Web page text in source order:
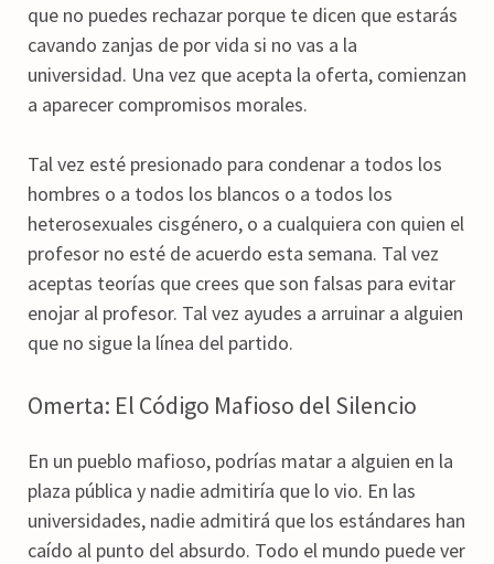
que no puedes rechazar porque te dicen que estarás
cavando zanjas de por vida si no vas a la
universidad. Una vez que acepta la oferta, comienzan
a aparecer compromisos morales.
Tal vez esté presionado para condenar a todos los
hombres o a todos los blancos o a todos los
heterosexuales cisgénero, o a cualquiera con quien el
profesor no esté de acuerdo esta semana. Tal vez
aceptas teorías que crees que son falsas para evitar
enojar al profesor. Tal vez ayudes a arruinar a alguien
que no sigue la línea del partido.
Omerta: El Código Mafioso del Silencio
En un pueblo mafioso, podrías matar a alguien en la
plaza pública y nadie admitiría que lo vio. En las
universidades, nadie admitirá que los estándares han
caído al punto del absurdo. Todo el mundo puede ver